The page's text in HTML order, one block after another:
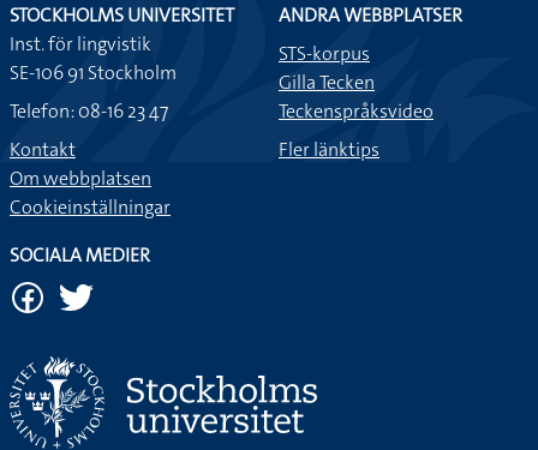
STOCKHOLMS UNIVERSITET
Inst. för lingvistik
SE-106 91 Stockholm
Telefon: 08-16 23 47
Kontakt
Om webbplatsen
Cookieinställningar
ANDRA WEBBPLATSER
STS-korpus
Gilla Tecken
Teckenspråksvideo
Fler länktips
SOCIALA MEDIER